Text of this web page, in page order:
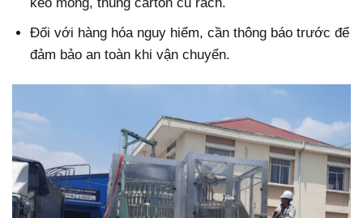
Đối với hàng hóa nguy hiểm, cần thông báo trước để
đảm bảo an toàn khi vận chuyển.